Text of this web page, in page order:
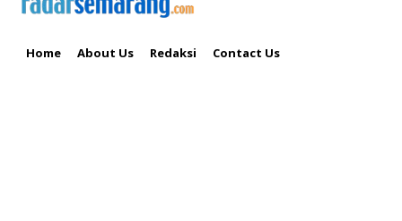
Home About Us Redaksi Contact Us